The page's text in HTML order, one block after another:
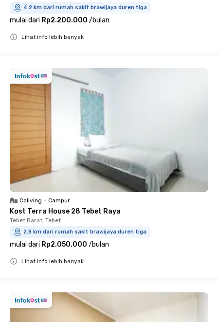
4.2 km dari rumah sakit brawijaya duren tiga
mulai dari Rp2.200.000 /bulan
Lihat info lebih banyak
Coliving • Campur
Kost Terra House 28 Tebet Raya
Tebet Barat, Tebet
2.8 km dari rumah sakit brawijaya duren tiga
mulai dari Rp2.050.000 /bulan
Lihat info lebih banyak